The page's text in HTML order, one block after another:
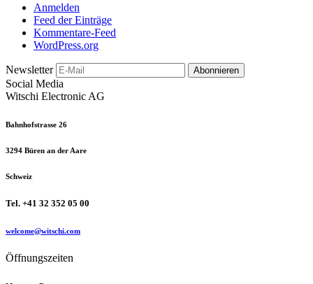
Anmelden
Feed der Einträge
Kommentare-Feed
WordPress.org
Newsletter Abonnieren
Social Media
Witschi Electronic AG
Bahnhofstrasse 26
3294 Büren an der Aare
Schweiz
Tel. +41 32 352 05 00
welcome@witschi.com
Öffnungszeiten